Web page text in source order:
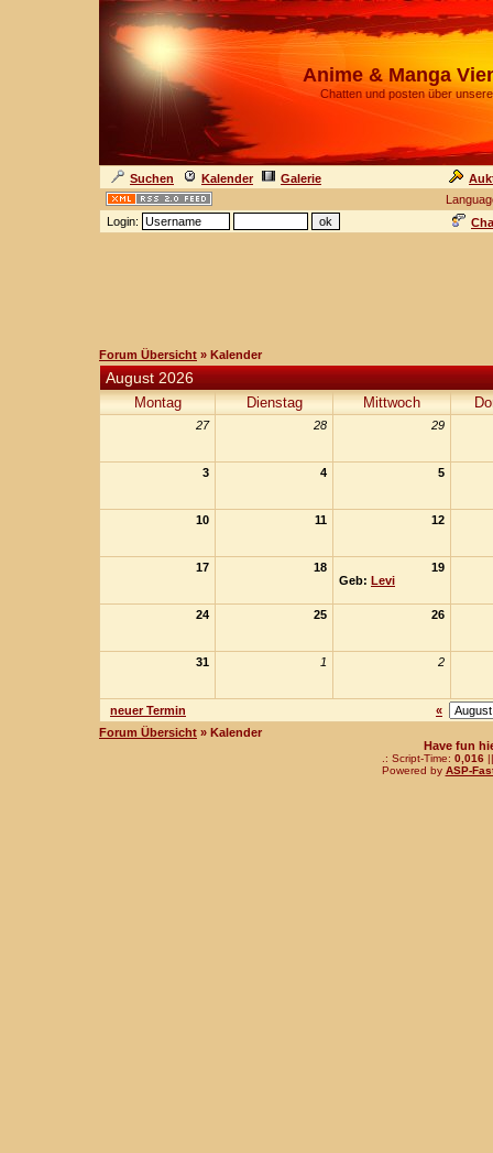
Anime & Manga
Chatten und posten über
Suchen Kalender Galerie
Login:
Forum Übersicht » Kalender
August 2026
Montag Dienstag Mittwoch
27 28 29
3 4 5
10 11 12
17 18
19
Geb: Levi
24 25 26
31 1 2
neuer Termin
«
Forum Übersicht » Kalender
Have fun
.: Script-Time: 0,016||
Powered by ASP-